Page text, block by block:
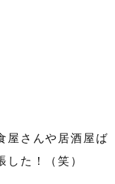
屋さんや居酒屋ば
た！（笑）